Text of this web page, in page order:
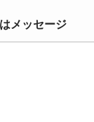
メッセージ